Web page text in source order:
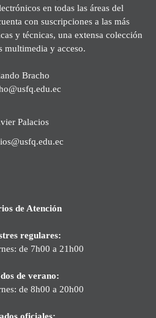
en todas las áreas del
con suscripciones a las más
y técnicas, una extensa colección
multimedia y acceso.
Bracho
Palacios
de Atención
regulares:
de 7h00 a 21h00
de verano:
de 8h00 a 20h00
oficiales: